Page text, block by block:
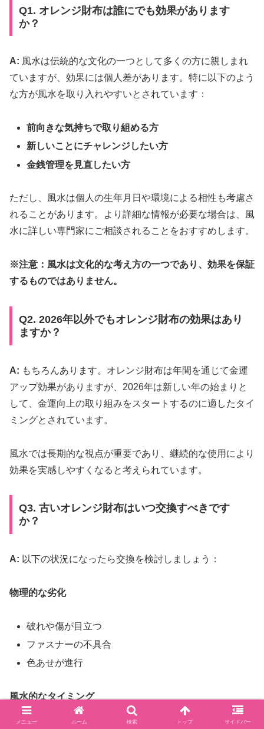
Q1. オレンジ財布は誰にでも効果があります
か？
A: 風水は伝統的な文化の一つとして多くの方に親しまれ
ていますが、効果には個人差があります。特に以下のよう
な方が風水を取り入れやすいとされています：
前向きな気持ちで取り組める方
新しいことにチャレンジしたい方
金銭管理を見直したい方
ただし、風水は個人の生年月日や環境による相性も考慮さ
れることがあります。より詳細な情報が必要な場合は、風
水に詳しい専門家にご相談されることをおすすめします。
※注意：風水は文化的な考え方の一つであり、効果を保証
するものではありません。
Q2. 2026年以外でもオレンジ財布の効果はあり
ますか？
A: もちろんあります。オレンジ財布は年間を通じて金運
アップ効果がありますが、2026年は新しい年の始まりと
して、金運向上の取り組みをスタートするのに適したタイ
ミングとされています。
風水では長期的な視点が重要であり、継続的な使用により
効果を実感しやすくなると考えられています。
Q3. 古いオレンジ財布はいつ交換すべきです
か？
A: 以下の状況になったら交換を検討しましょう：
物理的な劣化
破れや傷が目立つ
ファスナーの不具合
色あせが進行
風水的なタイミング
メニュー ホーム 検索 トップ サイドバー